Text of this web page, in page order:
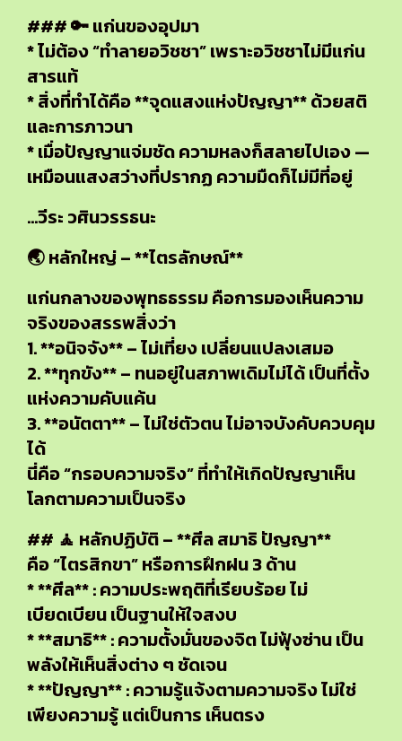
### 🔑 แก่นของอุปมา
* ไม่ต้อง “ทำลายอวิชชา” เพราะอวิชชาไม่มีแก่น
สารแท้
* สิ่งที่ทำได้คือ **จุดแสงแห่งปัญญา** ด้วยสติ
และการภาวนา
* เมื่อปัญญาแจ่มชัด ความหลงก็สลายไปเอง —
เหมือนแสงสว่างที่ปรากฏ ความมืดก็ไม่มีที่อยู่
…วีระ วศินวรรธนะ
🌏 หลักใหญ่ – **ไตรลักษณ์**
แก่นกลางของพุทธธรรม คือการมองเห็นความ
จริงของสรรพสิ่งว่า
1. **อนิจจัง** – ไม่เที่ยง เปลี่ยนแปลงเสมอ
2. **ทุกขัง** – ทนอยู่ในสภาพเดิมไม่ได้ เป็นที่ตั้ง
แห่งความคับแค้น
3. **อนัตตา** – ไม่ใช่ตัวตน ไม่อาจบังคับควบคุม
ได้
นี่คือ “กรอบความจริง” ที่ทำให้เกิดปัญญาเห็น
โลกตามความเป็นจริง
## 🧘 หลักปฏิบัติ – **ศีล สมาธิ ปัญญา**
คือ “ไตรสิกขา” หรือการฝึกฝน 3 ด้าน
* **ศีล** : ความประพฤติที่เรียบร้อย ไม่
เบียดเบียน เป็นฐานให้ใจสงบ
* **สมาธิ** : ความตั้งมั่นของจิต ไม่ฟุ้งซ่าน เป็น
พลังให้เห็นสิ่งต่าง ๆ ชัดเจน
* **ปัญญา** : ความรู้แจ้งตามความจริง ไม่ใช่
เพียงความรู้ แต่เป็นการ เห็นตรง